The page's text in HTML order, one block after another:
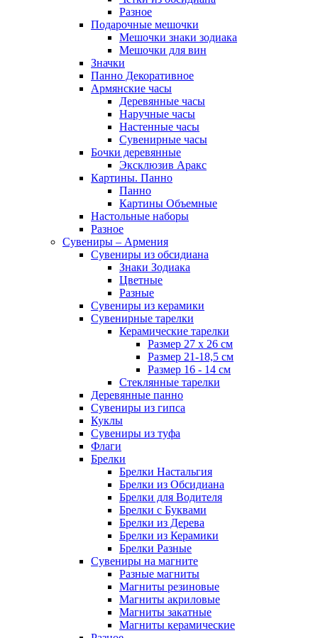
Разное
Подарочные мешочки
Мешочки знаки зодиака
Мешочки для вин
Значки
Панно Декоративное
Армянские часы
Деревянные часы
Наручные часы
Настенные часы
Сувенирные часы
Бочки деревянные
Эксклюзив Аракс
Картины. Панно
Панно
Картины Объемные
Настольные наборы
Разное
Сувениры – Армения
Сувениры из обсидиана
Знаки Зодиака
Цветные
Разные
Сувениры из керамики
Сувенирные тарелки
Керамические тарелки
Размер 27 х 26 см
Размер 21-18,5 см
Размер 16 - 14 см
Стеклянные тарелки
Деревянные панно
Сувениры из гипса
Куклы
Сувениры из туфа
Флаги
Брелки
Брелки Настальгия
Брелки из Обсидиана
Брелки для Водителя
Брелки с Буквами
Брелки из Дерева
Брелки из Керамики
Брелки Разные
Сувениры на магните
Разные магниты
Магниты резиновые
Магниты акриловые
Магниты закатные
Магниты керамические